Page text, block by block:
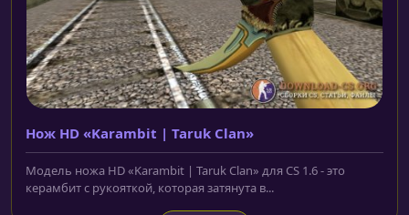
Нож HD «Karambit | Taruk Clan»
Модель ножа HD «Karambit | Taruk Clan» для CS 1.6 - это
керамбит с рукояткой, которая затянута в...